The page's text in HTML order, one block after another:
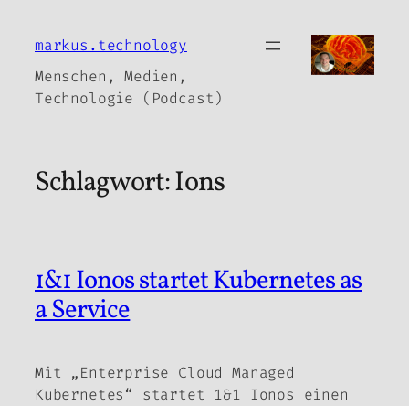
Inhalt
markus.technology
Menschen, Medien,
Technologie (Podcast)
Schlagwort:Ions
1&1 Ionos startet Kubernetes as
a Service
Mit „Enterprise Cloud Managed
Kubernetes“ startet 1&1 Ionos einen